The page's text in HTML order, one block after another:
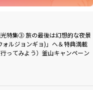
イター シリーズ
特集③ 旅の最後は幻想的な夜景
ォルジョンギョ)」へ＆特典満載
ってみよう）釜山キャンペーン